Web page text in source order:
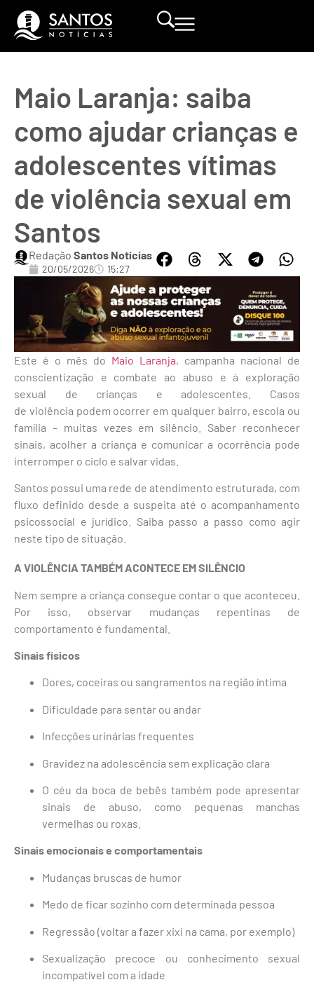
Maio Laranja: saiba
como ajudar crianças e
adolescentes vítimas
de violência sexual em
Santos
Redação Santos Notícias
20/05/2026 15:27
Este é o mês do Maio Laranja, campanha nacional de
conscientização e combate ao abuso e à exploração
sexual de crianças e adolescentes. Casos
de violência podem ocorrer em qualquer bairro, escola ou
família – muitas vezes em silêncio. Saber reconhecer
sinais, acolher a criança e comunicar a ocorrência pode
interromper o ciclo e salvar vidas.
Santos possui uma rede de atendimento estruturada, com
fluxo definido desde a suspeita até o acompanhamento
psicossocial e jurídico. Saiba passo a passo como agir
neste tipo de situação.
A VIOLÊNCIA TAMBÉM ACONTECE EM SILÊNCIO
Nem sempre a criança consegue contar o que aconteceu.
Por isso, observar mudanças repentinas de
comportamento é fundamental.
Sinais físicos
Dores, coceiras ou sangramentos na região íntima
Dificuldade para sentar ou andar
Infecções urinárias frequentes
Gravidez na adolescência sem explicação clara
O céu da boca de bebês também pode apresentar
sinais de abuso, como pequenas manchas
vermelhas ou roxas.
Sinais emocionais e comportamentais
Mudanças bruscas de humor
Medo de ficar sozinho com determinada pessoa
Regressão (voltar a fazer xixi na cama, por exemplo)
Sexualização precoce ou conhecimento sexual
incompatível com a idade